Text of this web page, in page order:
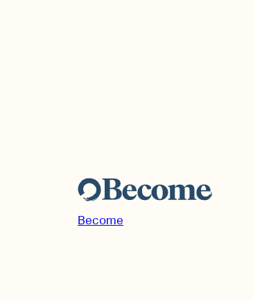
Become